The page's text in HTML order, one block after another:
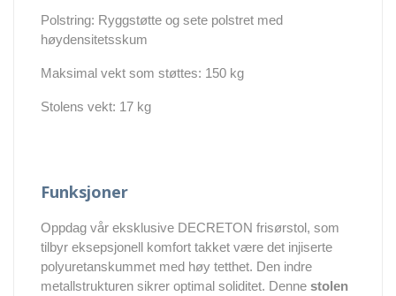
Polstring: Ryggstøtte og sete polstret med
høydensitetsskum
Maksimal vekt som støttes: 150 kg
Stolens vekt: 17 kg
Funksjoner
Oppdag vår eksklusive DECRETON frisørstol, som
tilbyr eksepsjonell komfort takket være det injiserte
polyuretanskummet med høy tetthet. Den indre
metallstrukturen sikrer optimal soliditet. Denne stolen